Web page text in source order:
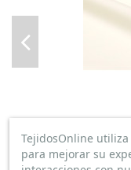
TejidosOnline
para mejorar su